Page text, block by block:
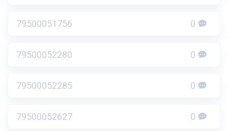
79500051756 0
79500052280 0
79500052285 0
79500052627 0